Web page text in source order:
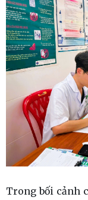
Trong bối cảnh